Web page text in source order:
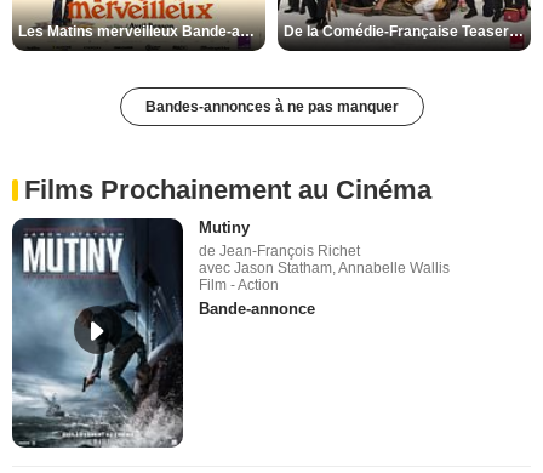
Les Matins merveilleux Bande-annonce VF De la Comédie-Française Teaser VF
Bandes-annonces à ne pas manquer
Films Prochainement au Cinéma
Mutiny
de Jean-François Richet
avec Jason Statham, Annabelle Wallis
Film - Action
Bande-annonce